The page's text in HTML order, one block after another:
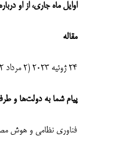
اوایل ماه جاری،ازاو
مقاله
24 ژوئیه 2023 (2 مرداد 1402)
پیام شما به دولت‌ها و
فناوری نظامی و هوش